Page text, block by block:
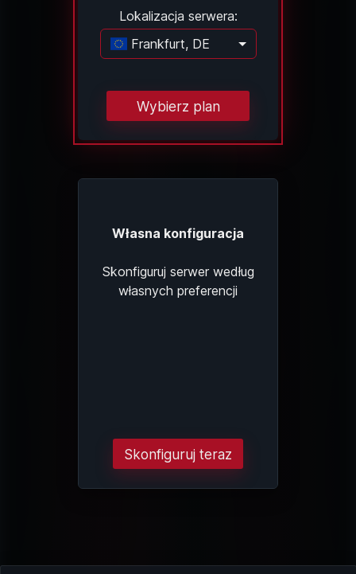
Lokalizacja serwera:
Frankfurt, DE
Ładowanie...
Wybierz plan
Własna konfiguracja
Skonfiguruj serwer według
własnych preferencji
Skonfiguruj teraz